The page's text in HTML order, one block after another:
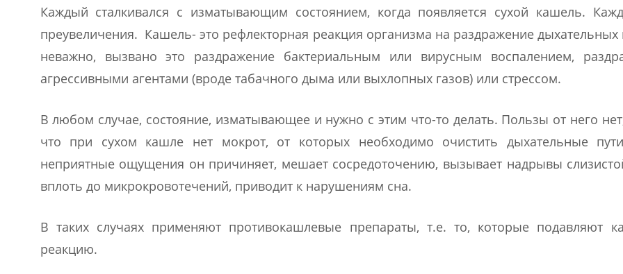
Каждый сталкивался с изматывающим состоянием, когда появляется сухой кашель.
преувеличения. Кашель- это рефлекторная реакция организма на раздражение дыхательных
неважно, вызвано это раздражение бактериальным или вирусным воспалением,
агрессивными агентами (вроде табачного дыма или выхлопных газов) или стрессом.
В любом случае, состояние, изматывающее и нужно с этим что-то делать. Пользы от него
что при сухом кашле нет мокрот, от которых необходимо очистить дыхательные
неприятные ощущения он причиняет, мешает сосредоточению, вызывает надрывы
вплоть до микрокровотечений, приводит к нарушениям сна.
В таких случаях применяют противокашлевые препараты, т.е. то, которые подавляют
реакцию.